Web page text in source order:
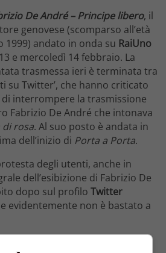
De André – Principe libero, il
genovese (scomparso all’età
1999) andato in onda su RaiUno
e mercoledì 14 febbraio. La
trasmessa ieri è terminata tra
su Twitter’, che hanno criticato
di interrompere la trasmissione
Fabrizio De André che intonava
di rosa. Al suo posto è andata in
dell’inizio di Porta a Porta.
degli utenti, anche in
dell’esibizione di Fabrizio De
dopo sul profilo Twitter
evidentemente non è bastato a
di Fabrizio De André –